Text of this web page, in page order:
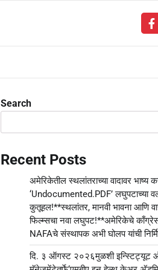
Search
Recent Posts
अमेरिकेतील स्थलांतराच्या वादावर भाष्य
‘Undocumented.PDF’ लघुपटाच्या
कुतूहल!**स्थलांतर, मानवी भावना आणि
फिल्म्सचा नवा लघुपट!**अमेरिकेचे
NAFAचे संस्थापक अभी घोलप यांची
दि. ३ ऑगस्ट २०२६मुळशी इन्स्टिट्यूट